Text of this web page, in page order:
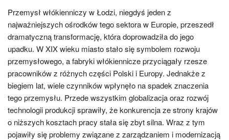
Przemysł włókienniczy w Łodzi, niegdyś jeden z
najważniejszych ośrodków tego sektora w Europie, przeszedł
dramatyczną transformację, która doprowadziła do jego
upadku. W XIX wieku miasto stało się symbolem rozwoju
przemysłowego, a fabryki włókiennicze przyciągały rzesze
pracowników z różnych części Polski i Europy. Jednakże z
biegiem lat, wiele czynników wpłynęło na spadek znaczenia
tego przemysłu. Przede wszystkim globalizacja oraz rozwój
technologii produkcji sprawiły, że konkurencja ze strony krajów
o niższych kosztach pracy stała się zbyt silna. Wraz z tym
pojawiły się problemy związane z zarządzaniem i modernizacją